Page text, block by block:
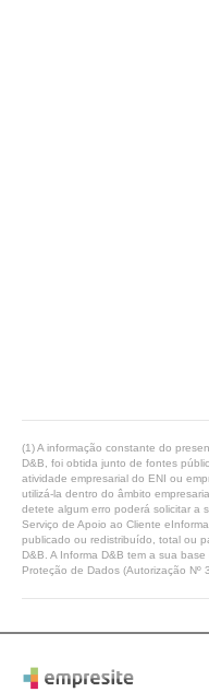
(1) A informação constante do
D&B, foi obtida junto de fontes
atividade empresarial do ENI ou
utilizá-la dentro do âmbito
detete algum erro poderá solicitar a
Serviço de Apoio ao Cliente
publicado ou redistribuído, total ou
D&B. A Informa D&B tem a sua
Proteção de Dados (Autorização Nº